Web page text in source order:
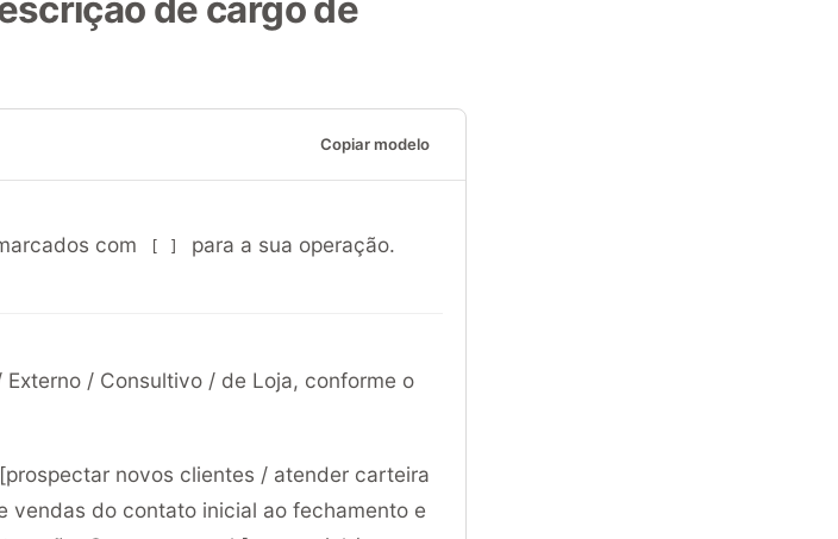
de cargo de
Copiar modelo
com para a sua operação.
/ Consultivo / de Loja, conforme o
novos clientes / atender carteira
vendas do contato inicial ao fechamento e